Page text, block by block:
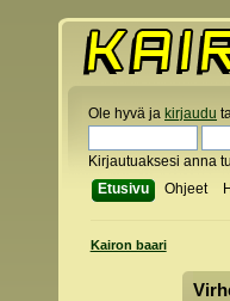
Ole hyvä ja kirjaudu
Kirjautuaksesi anna
Etusivu
Ohjeet
Kairon baari